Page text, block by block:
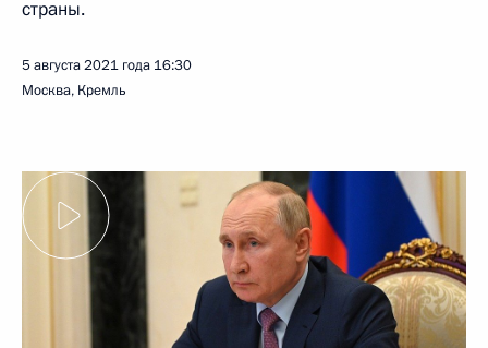
страны.
5 августа 2021 года 16:30
Москва, Кремль